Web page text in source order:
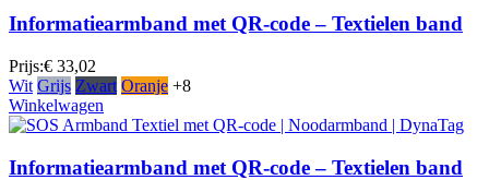
Informatiearmband met QR-code – Textielen band
Prijs:€ 33,02
Wit Grijs Zwart Oranje +8
Winkelwagen
Informatiearmband met QR-code – Textielen band